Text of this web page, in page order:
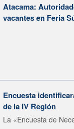
Atacama:
vacantes en Feria
Encuesta
de la IV Región
La «Encuesta de